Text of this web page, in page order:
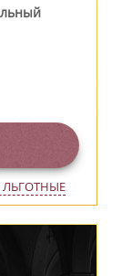
ЛЬГОТНЫЕ